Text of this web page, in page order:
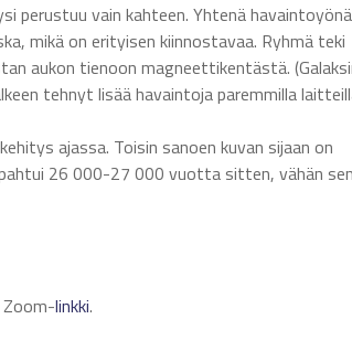
perustuu vain kahteen. Yhtenä
mikä on erityisen kiinnostavaa. Ryhmä teki
aukon tienoon magneettikentästä.
tehnyt lisää havaintoja paremmilla
ajassa. Toisin sanoen kuvan sijaan on
26 000-27 000 vuotta sitten, vähän
linkki.